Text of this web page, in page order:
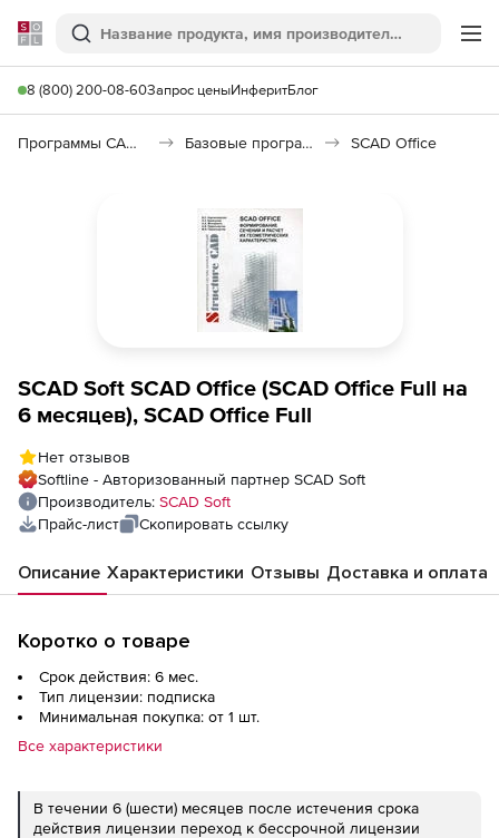
Softline
Поиск
8 (800) 200-08-60Запрос ценыИнферитБлог
Программы САПР и ГИС Базовые программы SCAD Office
SCAD Soft SCAD Office (SCAD Office Full на
6 месяцев), SCAD Office Full
Нет отзывов
Softline - Авторизованный партнер SCAD Soft
Производитель: SCAD Soft
Прайс-лист
Скопировать ссылку
Описание Характеристики Отзывы Доставка и оплата
Коротко о товаре
Срок действия: 6 мес.
Тип лицензии: подписка
Минимальная покупка: от 1 шт.
Все характеристики
В течении 6 (шести) месяцев после истечения срока
действия лицензии переход к бессрочной лицензии